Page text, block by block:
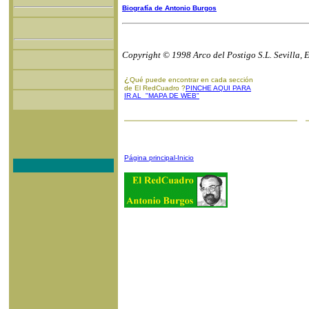
Biografía de Antonio Burgos
Copyright © 1998 Arco del Postigo S.L. Sevilla,
¿ Qué puede encontrar en cada sección
de El RedCuadro ?PINCHE AQUI PARA
IR AL "MAPA DE WEB"
Página principal-Inicio